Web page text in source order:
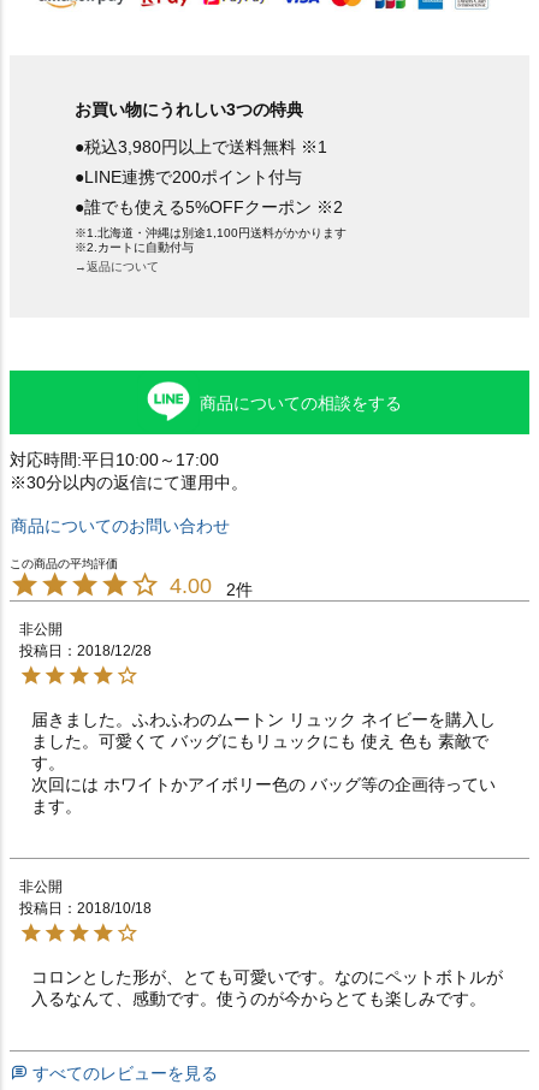
お買い物にうれしい3つの特典
●税込3,980円以上で送料無料 ※1
●LINE連携で200ポイント付与
●誰でも使える5%OFFクーポン ※2
※1.北海道・沖縄は別途1,100円送料がかかります
※2.カートに自動付与
→返品について
商品についての相談をする
対応時間:平日10:00～17:00
※30分以内の返信にて運用中。
商品についてのお問い合わせ
4.00 2
非公開
投稿日
2018/12/28
届きました。ふわふわのムートン リュック ネイビーを購入し
ました。可愛くて バッグにもリュックにも 使え 色も 素敵で
す。
次回には ホワイトかアイボリー色の バッグ等の企画待ってい
非公開
投稿日
2018/10/18
コロンとした形が、とても可愛いです。なのにペットボトルが
入るなんて、感動です。使うのが今からとても楽しみです。
すべてのレビューを見る